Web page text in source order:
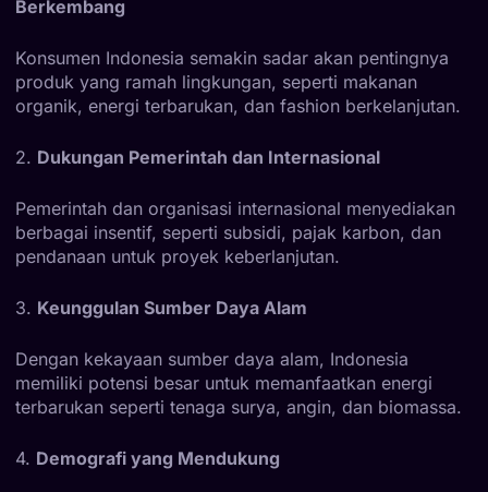
Berkembang
Konsumen Indonesia semakin sadar akan pentingnya
produk yang ramah lingkungan, seperti makanan
organik, energi terbarukan, dan fashion berkelanjutan.
2. Dukungan Pemerintah dan Internasional
Pemerintah dan organisasi internasional menyediakan
berbagai insentif, seperti subsidi, pajak karbon, dan
pendanaan untuk proyek keberlanjutan.
3. Keunggulan Sumber Daya Alam
Dengan kekayaan sumber daya alam, Indonesia
memiliki potensi besar untuk memanfaatkan energi
terbarukan seperti tenaga surya, angin, dan biomassa.
4. Demografi yang Mendukung